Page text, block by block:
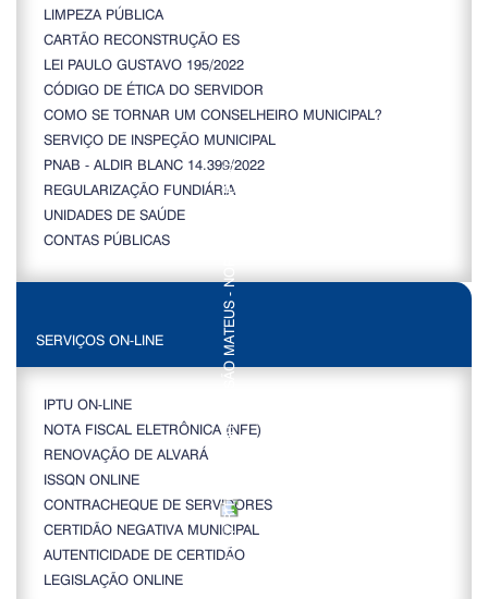
LIMPEZA PÚBLICA
CARTÃO RECONSTRUÇÃO ES
LEI PAULO GUSTAVO 195/2022
CÓDIGO DE ÉTICA DO SERVIDOR
COMO SE TORNAR UM CONSELHEIRO MUNICIPAL?
SERVIÇO DE INSPEÇÃO MUNICIPAL
PNAB - ALDIR BLANC 14.399/2022
REGULARIZAÇÃO FUNDIÁRIA
UNIDADES DE SAÚDE
CONTAS PÚBLICAS
SERVIÇOS ON-LINE
IPTU ON-LINE
NOTA FISCAL ELETRÔNICA (NFE)
RENOVAÇÃO DE ALVARÁ
ISSQN ONLINE
CONTRACHEQUE DE SERVIDORES
CERTIDÃO NEGATIVA MUNICIPAL
AUTENTICIDADE DE CERTIDÃO
LEGISLAÇÃO ONLINE